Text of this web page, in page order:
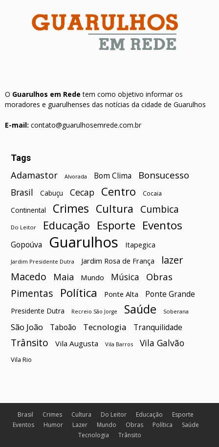
O Guarulhos em Rede tem como objetivo informar os
moradores e guarulhenses das notícias da cidade de Guarulhos
E-mail: contato@guarulhosemrede.com.br
Tags
Adamastor Alvorada Bom Clima Bonsucesso
Brasil Cabuçu Cecap Centro Cocaia
Continental Crimes Cultura Cumbica
Do Leitor Educação Esporte Eventos
Gopoúva Guarulhos Itapegica
Jardim Presidente Dutra Jardim Rosa de França
lazer
Macedo
Maia Mundo Música Obras
Pimentas Política Ponte Alta Ponte Grande
Presidente Dutra Recreio São Jorge Saúde Soberana
São João Taboão Tecnologia Tranquilidade
Trânsito Vila Augusta Vila Barros Vila Galvão
Vila Rio
Brasil Crimes Cultura Do Leitor Educação
Esporte
Eventos
Humor Lazer Mundo Obras Política
Saúde
Tecnologia
Trânsito